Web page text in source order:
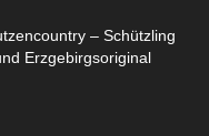
– Schützling
Erzgebirgsoriginal